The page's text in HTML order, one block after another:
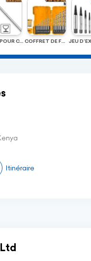
FORET POUR CARREAUX ET VERRE 8X83mm COFFRET DE FORET HELICOIDAL A METAUX HSS M2 15 PC
Itinéraire